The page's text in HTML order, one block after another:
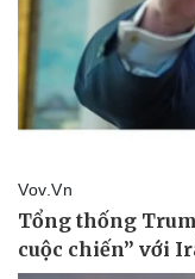
Sức khỏe
Dinh dưỡng - món
Cây thuốc